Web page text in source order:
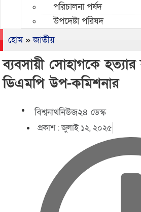
পরিচালনা পর্ষদ
উপদেষ্টা পরিষদ
হোম»জাতীয়
ব্যবসায়ী সোহাগকে
ডিএমপি উপ-কমিশনার
বিশ্বনাথনিউজ২৪ ডেস্ক
প্রকাশ :জুলাই ১২, ২০২৫